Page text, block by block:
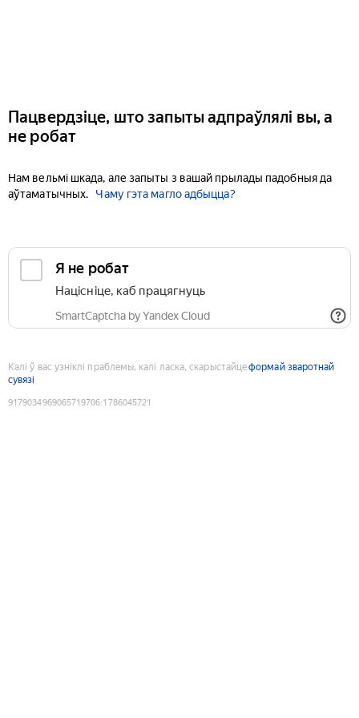
Пацвердзіце, што запыты адпраўлялі вы, а
не робат
Нам вельмі шкада, але запыты з вашай прылады падобныя да
аўтаматычных.
Чаму гэта магло адбыцца?
Я не робат
Націсніце, каб працягнуць
SmartCaptcha by Yandex Cloud
Калі ў вас узніклі праблемы, калі ласка, скарыстайцеформай зваротнай
сувязі
9179034969065719706:1786045721